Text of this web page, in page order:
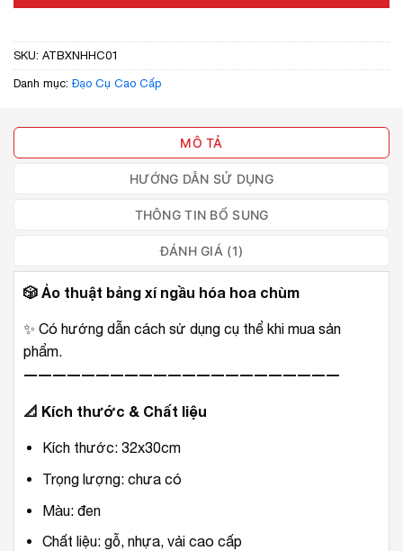
SKU: ATBXNHHC01
Danh mục: Đạo Cụ Cao Cấp
MÔ TẢ
HƯỚNG DẪN SỬ DỤNG
THÔNG TIN BỔ SUNG
ĐÁNH GIÁ (1)
🎲 Ảo thuật bảng xí ngầu hóa hoa chùm
✨ Có hướng dẫn cách sử dụng cụ thể khi mua sản
phẩm.
――――――――――――――――――――――
📐 Kích thước & Chất liệu
Kích thước: 32x30cm
Trọng lượng: chưa có
Màu: đen
Chất liệu: gỗ, nhựa, vải cao cấp